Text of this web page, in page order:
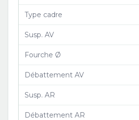
Type cadre
Susp. AV
Fourche Ø
Débattement AV
Susp. AR
Débattement AR